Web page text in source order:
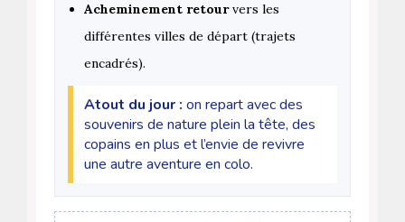
Acheminement retourvers les
différentes villes de départ (trajets
encadrés).
Atout du jour : on repart avec des
souvenirs de nature plein la tête, des
copains en plus et l’envie de revivre
une autre aventure en colo.